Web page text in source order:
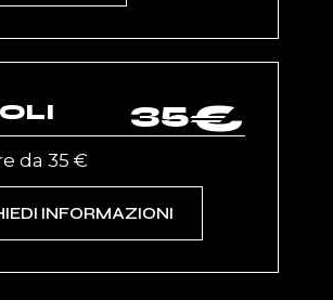
35€
da 35 €
INFORMAZIONI